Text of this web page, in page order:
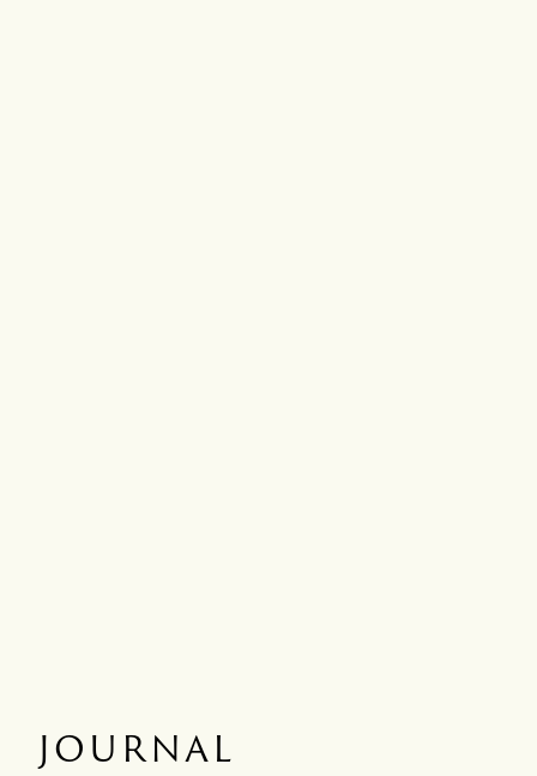
JOURNAL